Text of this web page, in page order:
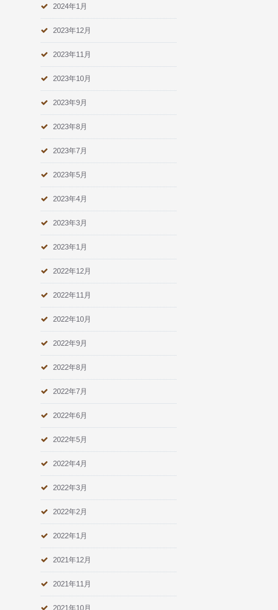
2024年1月
2023年12月
2023年11月
2023年10月
2023年9月
2023年8月
2023年7月
2023年5月
2023年4月
2023年3月
2023年1月
2022年12月
2022年11月
2022年10月
2022年9月
2022年8月
2022年7月
2022年6月
2022年5月
2022年4月
2022年3月
2022年2月
2022年1月
2021年12月
2021年11月
2021年10月